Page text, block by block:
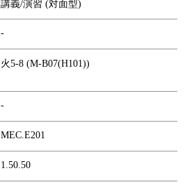
講義/演習 (対面型)
-
火5-8 (M-B07(H101))
-
MEC.E201
1.50.50